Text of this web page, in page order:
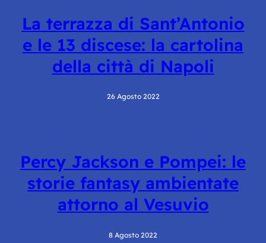
La terrazza di Sant’Antonio
e le 13 discese: la cartolina
della città di Napoli
26 Agosto 2022
Percy Jackson e Pompei: le
storie fantasy ambientate
attorno al Vesuvio
8 Agosto 2022